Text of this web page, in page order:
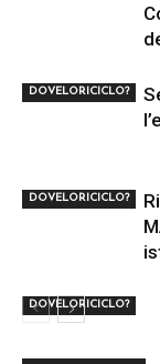
DOVELORICICLO?
DOVELORICICLO?
DOVELORICICLO?